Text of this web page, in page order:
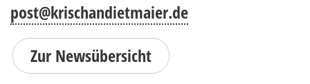
post@krischandietmaier.de
Zur Newsübersicht